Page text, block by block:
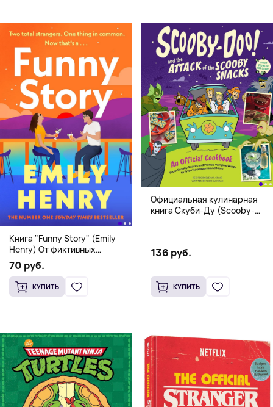
Книга "Funny Story" (Emily
Henry) От фиктивных
свиданий к реальной любви
70 руб.
КУПИТЬ
Официальная кулинарная
книга Скуби-Ду (Scooby-
136 руб.
КУПИТЬ